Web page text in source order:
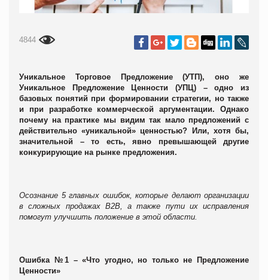
4844
Уникальное Торговое Предложение (УТП), оно же
Уникальное Предложение Ценности (УПЦ) – одно из
базовых понятий при формировании стратегии, но также
и при разработке коммерческой аргументации. Однако
почему на практике мы видим так мало предложений с
действительно «уникальной» ценностью? Или, хотя бы,
значительной – то есть, явно превышающей другие
конкурирующие на рынке предложения.
Осознание 5 главных ошибок, которые делают организации
в сложных продажах В2В, а также пути их исправления
помогут улучшить положение в этой области.
Ошибка №1 – «Что угодно, но только не Предложение
Ценности»